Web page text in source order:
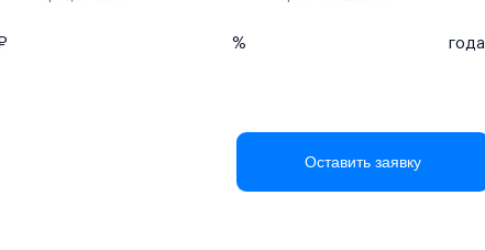
% года
Оставить заявку